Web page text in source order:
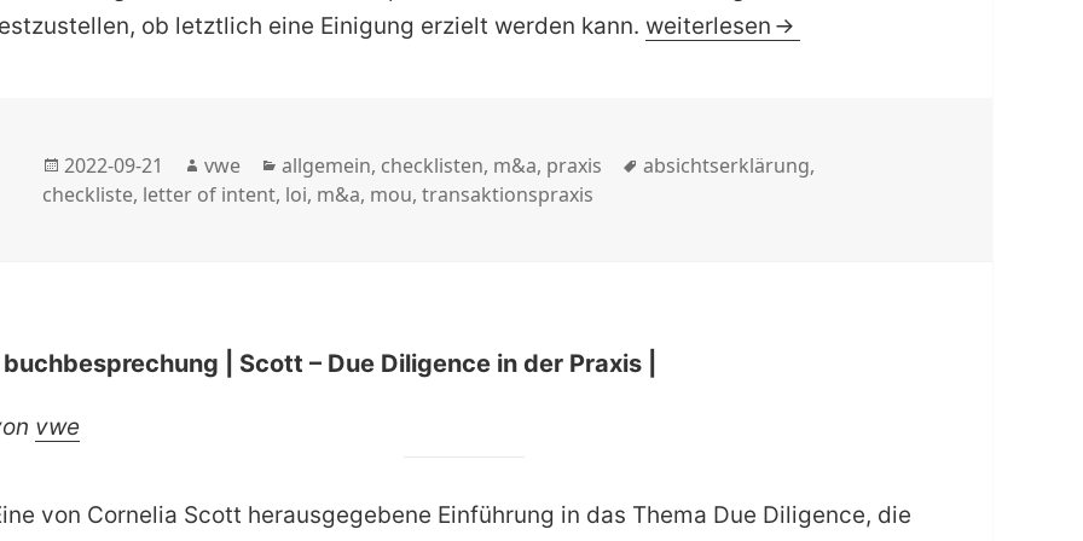
ob letztlich eine Einigung erzielt werden kann. | checkliste | Letter of intent (LOI) –
weiterlesen
Veröffentlicht
am
2022-09-21 Autor
vwe Kategorien
allgemein, checklisten, m&a, praxis Schlagwörter
absichtserklärung,
checkliste, letter of intent, loi, m&a, mou, transaktionspraxis
| Scott – Due Diligence in der Praxis |
vwe
von Cornelia Scott herausgegebene Einführung in das Thema Due Diligence, die